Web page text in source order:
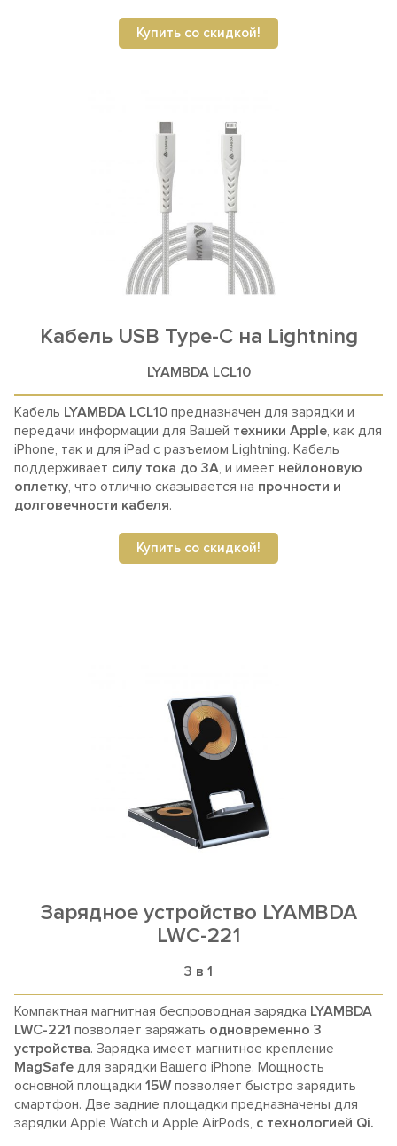
Купить со скидкой!
Кабель USB Type-C на Lightning
LYAMBDA LCL10
Кабель LYAMBDA LCL10 предназначен для зарядки и
передачи информации для Вашей техники Apple, как для
iPhone, так и для iPad с разъемом Lightning. Кабель
поддерживает силу тока до 3А, и имеет нейлоновую
оплетку, что отлично сказывается на прочности и
долговечности кабеля.
Купить со скидкой!
Зарядное устройство LYAMBDA
LWC-221
3 в 1
Компактная магнитная беспроводная зарядка LYAMBDA
LWC-221 позволяет заряжать одновременно 3
устройства. Зарядка имеет магнитное крепление
MagSafe для зарядки Вашего iPhone. Мощность
основной площадки 15Wпозволяет быстро зарядить
смартфон. Две задние площадки предназначены для
зарядки Apple Watch и Apple AirPods, с технологией Qi.